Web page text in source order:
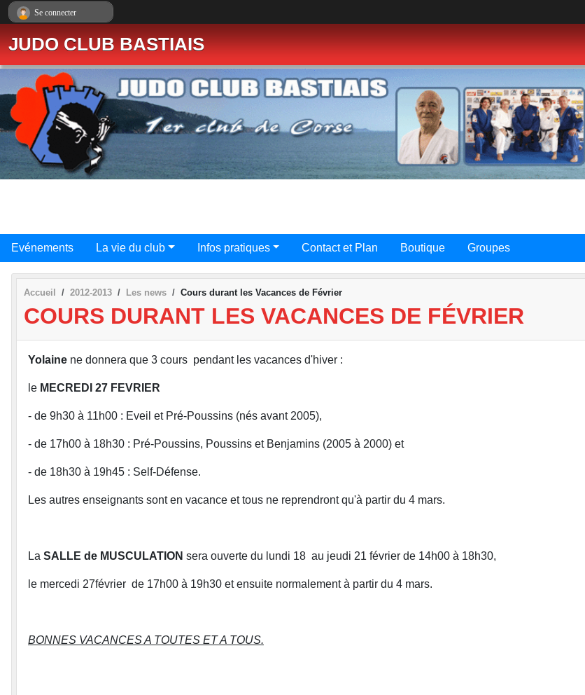
JUDO CLUB BASTIAIS
Evénements La vie du club Infos pratiques Contact et Plan Boutique Groupes
Accueil 2012-2013 Les news Cours durant les Vacances de Février
COURS DURANT LES VACANCES DE FÉVRIER
Yolaine ne donnera que 3 cours pendant les vacances d'hiver :
le MECREDI 27 FEVRIER
- de 9h30 à 11h00 : Eveil et Pré-Poussins (nés avant 2005),
- de 17h00 à 18h30 : Pré-Poussins, Poussins et Benjamins (2005 à 2000) et
- de 18h30 à 19h45 : Self-Défense.
Les autres enseignants sont en vacance et tous ne reprendront qu'à partir du 4 mars.
La SALLE de MUSCULATION sera ouverte du lundi 18 au jeudi 21 février de 14h00 à 18h30,
le mercedi 27février de 17h00 à 19h30 et ensuite normalement à partir du 4 mars.
BONNES VACANCES A TOUTES ET A TOUS.
Se connecter
Panneau de gestion des cookies